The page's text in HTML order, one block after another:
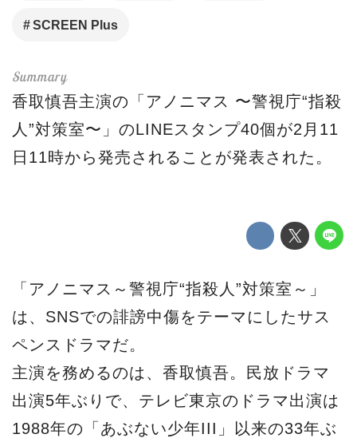
SCREEN Plus
香取慎吾主演の「アノニマス 〜警視庁“指殺
人”対策室〜」のLINEスタンプ40個が2月11
日11時から発売されることが発表された。
「アノニマス～警視庁“指殺人”対策室～」
は、SNSでの誹謗中傷をテーマにしたサス
ペンスドラマだ。
主演を務めるのは、香取慎吾。民放ドラマ
出演5年ぶりで、テレビ東京のドラマ出演は
1988年の「あぶない少年III」以来の33年ぶ